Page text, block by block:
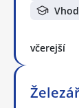
včerejší